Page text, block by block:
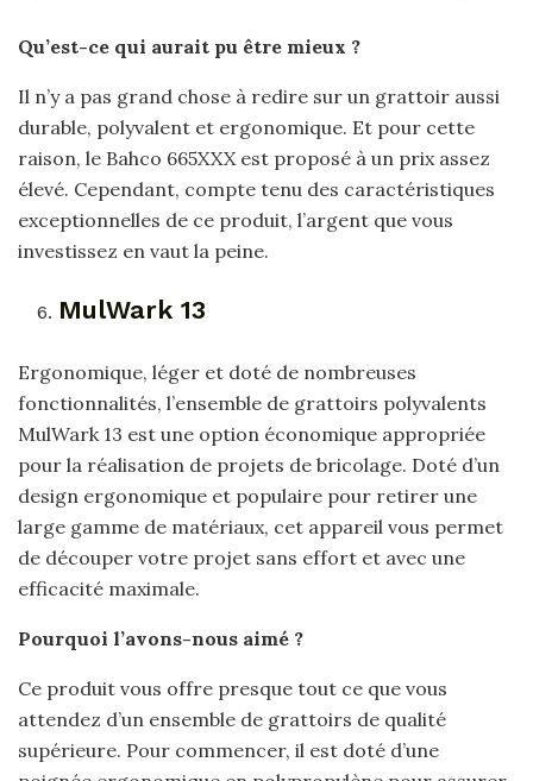
Qu’est-ce qui aurait pu être mieux ?
Il n’y a pas grand chose à redire sur un grattoir aussi
durable, polyvalent et ergonomique. Et pour cette
raison, le Bahco 665XXX est proposé à un prix assez
élevé. Cependant, compte tenu des caractéristiques
exceptionnelles de ce produit, l’argent que vous
investissez en vaut la peine.
MulWark ‎13
Ergonomique, léger et doté de nombreuses
fonctionnalités, l’ensemble de grattoirs polyvalents
MulWark 13 est une option économique appropriée
pour la réalisation de projets de bricolage. Doté d’un
design ergonomique et populaire pour retirer une
large gamme de matériaux, cet appareil vous permet
de découper votre projet sans effort et avec une
efficacité maximale.
Pourquoi l’avons-nous aimé ?
Ce produit vous offre presque tout ce que vous
attendez d’un ensemble de grattoirs de qualité
supérieure. Pour commencer, il est doté d’une